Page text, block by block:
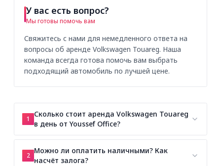
У вас есть вопрос?
Мы готовы помочь вам
Свяжитесь с нами для немедленного ответа на
вопросы об аренде Volkswagen Touareg. Наша
команда всегда готова помочь вам выбрать
подходящий автомобиль по лучшей цене.
1
Сколько стоит аренда Volkswagen Touareg
в день от Youssef Office?
2
Можно ли оплатить наличными? Как
насчёт залога?